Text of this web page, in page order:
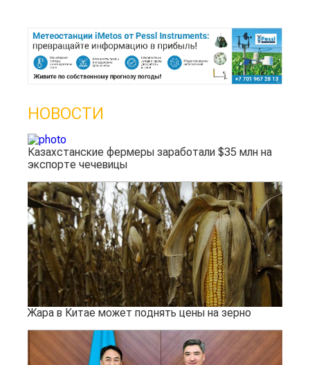
НОВОСТИ
Казахстанские фермеры заработали $35 млн на
экспорте чечевицы
Жара в Китае может поднять цены на зерно